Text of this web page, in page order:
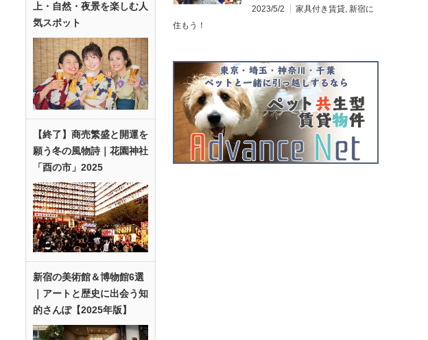
上・自然・夜景を楽しむ人
気スポット
【終了】商売繁盛と開運を
願う冬の風物詩｜花園神社
「酉の市」2025
新宿の美術館＆博物館6選
｜アートと歴史に出会う知
的さんぽ【2025年版】
2023/5/2 家具付き賃貸, 新宿に
住もう！